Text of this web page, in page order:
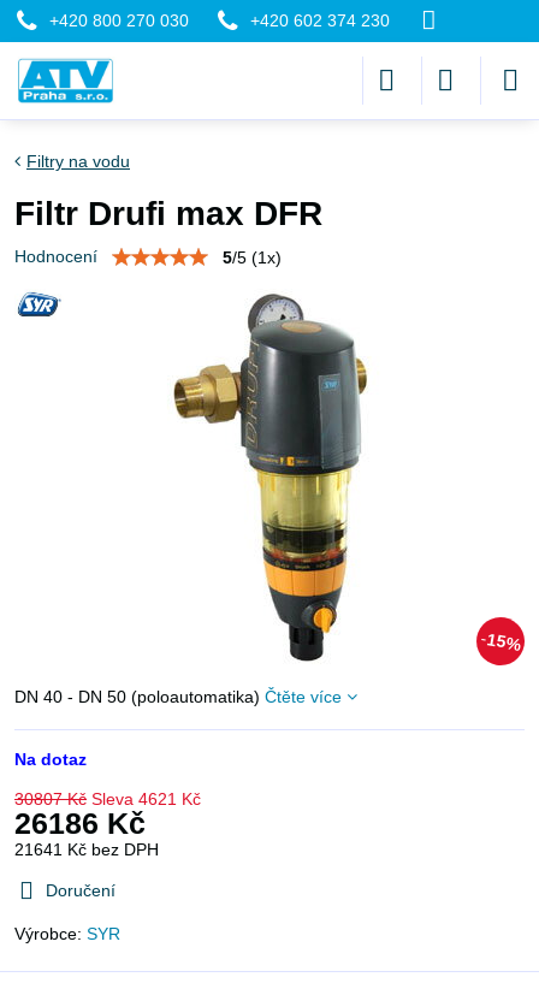
+420 800 270 030 +420 602 374 230
15%
Filtry na vodu
Filtr Drufi max DFR
Hodnocení 5/5 (1x)
DN 40 - DN 50 (poloautomatika) Čtěte více
Na dotaz
30807 Kč Sleva 4621 Kč
26186 Kč
21641 Kč bez DPH
Doručení
Výrobce: SYR